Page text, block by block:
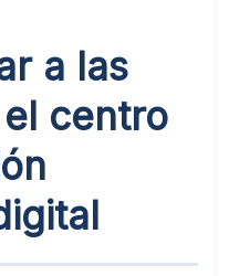
a las
centro